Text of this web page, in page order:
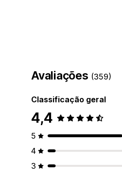
Avaliações (359)
Classificação geral
4,4
5
4
3